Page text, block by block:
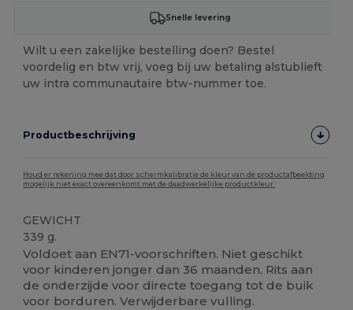
Snelle levering
Wilt u een zakelijke bestelling doen? Bestel
voordelig en btw vrij, voeg bij uw betaling alstublieft
uw intra communautaire btw-nummer toe.
Productbeschrijving
Houd er rekening mee dat door schermkalibratie de kleur van de productafbeelding
mogelijk niet exact overeenkomt met de daadwerkelijke productkleur.
GEWICHT
339 g.
Voldoet aan EN71-voorschriften. Niet geschikt
voor kinderen jonger dan 36 maanden. Rits aan
de onderzijde voor directe toegang tot de buik
voor borduren. Verwijderbare vulling.